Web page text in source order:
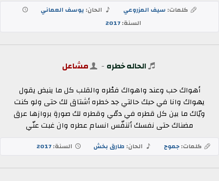
كلمات: سيف المزروعي الحان: يوسف العماني
السنة:2017
الحاله خطره - مشاعل
أهواك حب وعند واهواك فطْره والقلب كل ما ينبض يقول
يهواك وانا في حبك حالتي جد خطره أشتاق لك حتى ولو كنت
ويّاك ما بين كل قطره في دمّي وقطره لك صورةٍ بروازها عرق
مضناك حتى نفسك أتنفّس انسام عطره وان غبت عنّي
كلمات:جموح الحان: طارق بخش السنة:2017